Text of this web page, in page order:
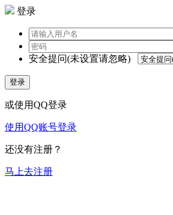
登录
安全提问(未设置请忽略)
登录
或使用QQ登录
使用QQ账号登录
还没有注册？
马上去注册